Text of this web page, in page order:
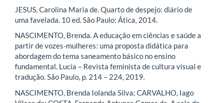
JESUS, Carolina Maria de. Quarto de despejo: diário de
uma favelada. 10 ed. São Paulo: Ática, 2014.
NASCIMENTO, Brenda. A educação em ciências e saúde a
partir de vozes-mulheres: uma proposta didática para
abordagem do tema saneamento básico no ensino
fundamental. Lucía – Revista feminista de cultura visual e
tradução. São Paulo, p. 214 – 224, 2019.
NASCIMENTO, Brenda Iolanda Silva; CARVALHO, Iago